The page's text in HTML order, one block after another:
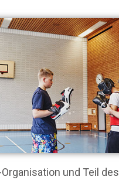
und Teil des